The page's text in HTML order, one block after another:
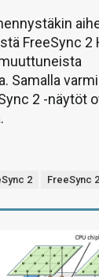
FreeSync 2
Samalla
2 -näytöt
2 FreeSync